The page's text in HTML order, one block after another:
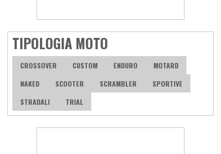
TIPOLOGIA MOTO
CROSSOVER CUSTOM ENDURO
MOTARD
NAKED
SCOOTER SCRAMBLER
SPORTIVE
STRADALI
TRIAL